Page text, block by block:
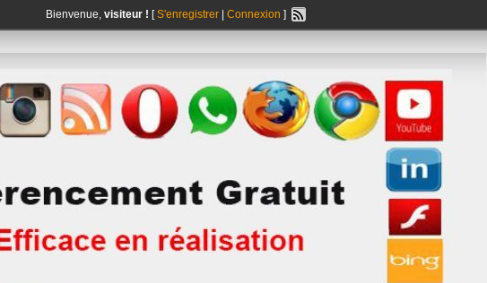
Bienvenue, visiteur ! [S'enregistrer Connexion ]